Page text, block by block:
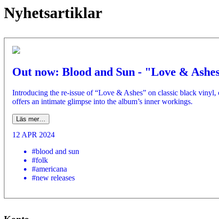
Nyhetsartiklar
Out now: Blood and Sun - "Love &
Introducing the re-issue of “Love & Ashes” on classic black
offers an intimate glimpse into the album’s inner workings.
Läs mer…
12 APR 2024
#blood and sun
#folk
#americana
#new releases